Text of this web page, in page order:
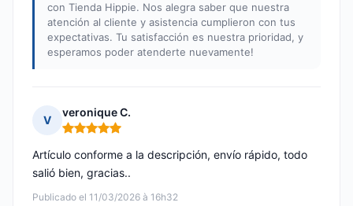
con Tienda Hippie. Nos alegra saber que nuestra
atención al cliente y asistencia cumplieron con tus
expectativas. Tu satisfacción es nuestra prioridad, y
esperamos poder atenderte nuevamente!
V
veronique C.
Nota: 5 de 5
Publicado el 11/03/2026 à 16h32
Artículo conforme a la descripción, envío rápido, todo
salió bien, gracias..